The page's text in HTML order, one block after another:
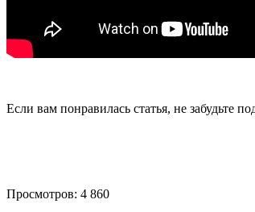
Если вам понравилась статья, не забудьте
Просмотров: 4 860